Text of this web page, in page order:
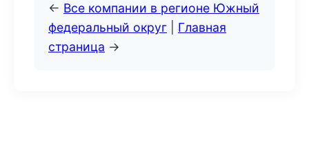
← Все компании в регионе Южный
федеральный округ
Главная
страница →